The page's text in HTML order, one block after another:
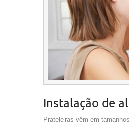
Instalação de
Prateleiras vêm em